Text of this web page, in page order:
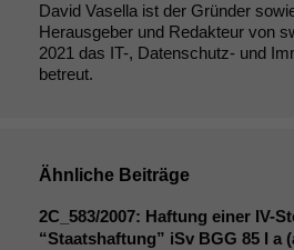
David Vasella ist der Gründer
Herausgeber und Redakteur von
2021 das IT-, Datenschutz- und
betreut.
Ähnliche Beiträge
2C_583/2007: Haftung einer IV-
“Staatshaftung” iSv BGG 85 I a